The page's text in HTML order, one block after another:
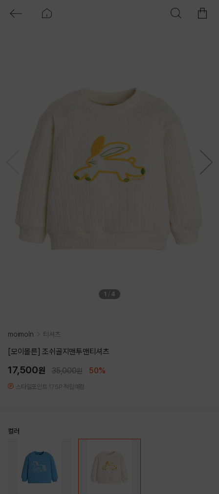
1 / 4
moimoln 티셔츠
[모이몰른] 조쉬골지맨투맨티셔츠
17,500원 35,000원 50%
스타일포인트 175P 적립예정
컬러